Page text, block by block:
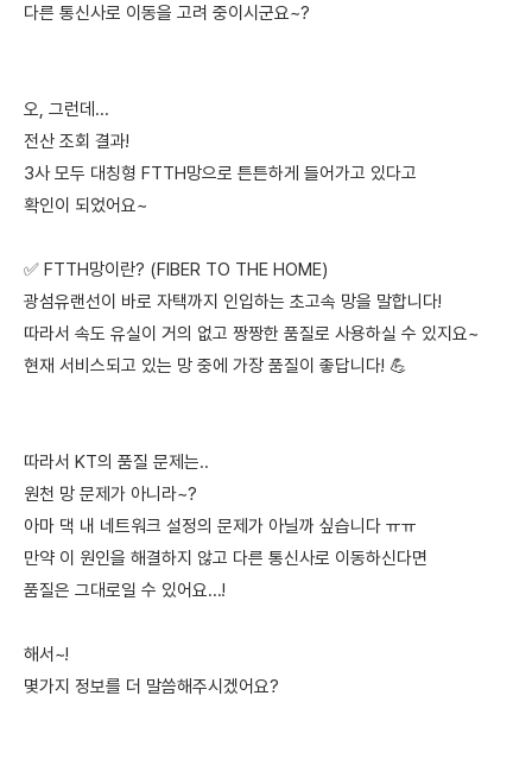
다른 통신사로 이동을 고려 중이시군요~?
오, 그런데...
전산 조회 결과!
3사 모두 대칭형 FTTH망으로 튼튼하게 들어가고 있다고
확인이 되었어요~
✅ FTTH망이란? (FIBER TO THE HOME)
광섬유랜선이 바로 자택까지 인입하는 초고속 망을 말합니다!
따라서 속도 유실이 거의 없고 짱짱한 품질로 사용하실 수 있지요~
현재 서비스되고 있는 망 중에 가장 품질이 좋답니다! 💪
따라서 KT의 품질 문제는..
원천 망 문제가 아니라~?
아마 댁 내 네트워크 설정의 문제가 아닐까 싶습니다 ㅠㅠ
만약 이 원인을 해결하지 않고 다른 통신사로 이동하신다면
품질은 그대로일 수 있어요...!
해서~!
몇가지 정보를 더 말씀해주시겠어요?